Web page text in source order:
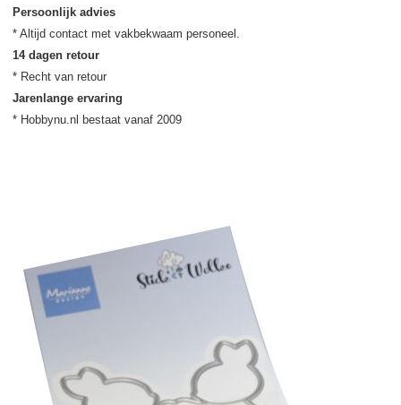
Persoonlijk advies
14 dagen retour
Jarenlange ervaring
* Hobbynu.nl bestaat vanaf 2009